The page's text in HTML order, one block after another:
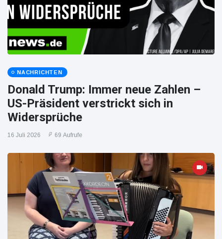
NACHRICHTEN
Donald Trump: Immer neue Zahlen –
US-Präsident verstrickt sich in
Widersprüche
16 Juli 2026 69 Aufrufe